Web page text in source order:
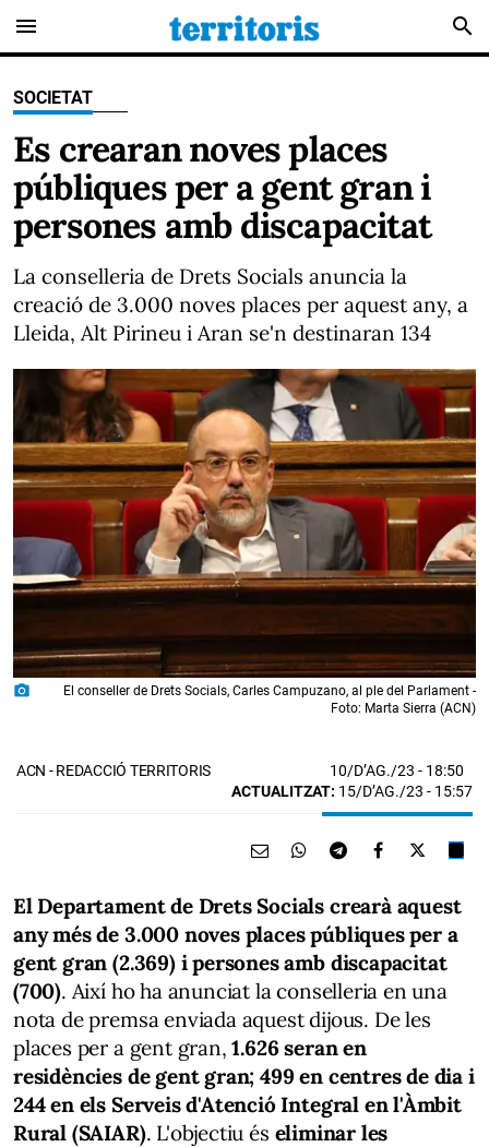
menu search
SOCIETAT
Es crearan noves places
públiques per a gent gran i
persones amb discapacitat
La conselleria de Drets Socials anuncia la
creació de 3.000 noves places per aquest any, a
Lleida, Alt Pirineu i Aran se'n destinaran 134
photo_camera
El conseller de Drets Socials, Carles Campuzano, al ple del Parlament -
Foto: Marta Sierra (ACN)
ACN - REDACCIÓ TERRITORIS 10/D’AG./23 - 18:50
ACTUALITZAT: 15/D’AG./23 - 15:57
El Departament de Drets Socials crearà aquest
any més de 3.000 noves places públiques per a
gent gran (2.369) i persones amb discapacitat
(700). Així ho ha anunciat la conselleria en una
nota de premsa enviada aquest dijous. De les
places per a gent gran,1.626 seran en
residències de gent gran; 499 en centres de dia i
244 en els Serveis d'Atenció Integral en l'Àmbit
Rural (SAIAR). L'objectiu és eliminar les